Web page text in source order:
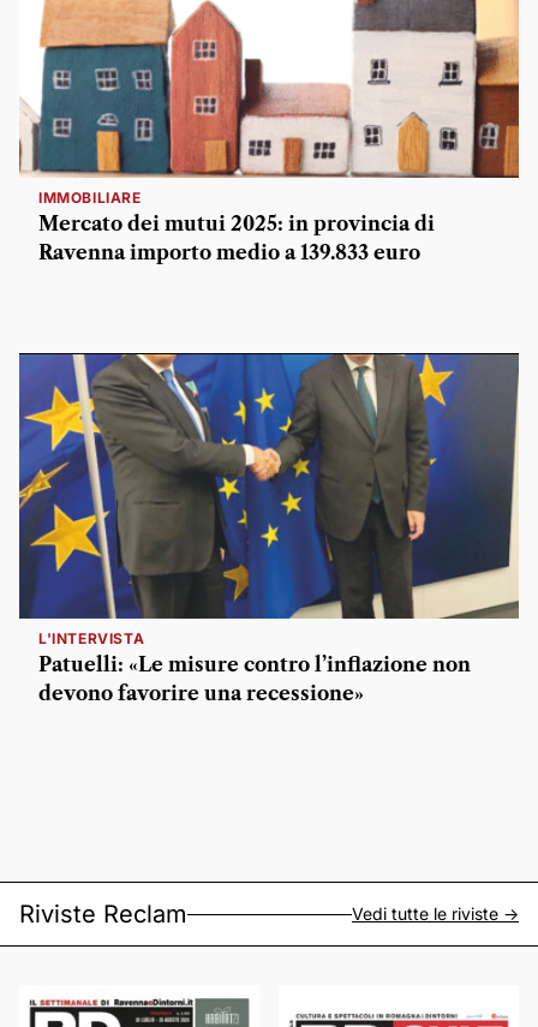
IMMOBILIARE
Mercato dei mutui 2025: in provincia di
Ravenna importo medio a 139.833 euro
L'INTERVISTA
Patuelli: «Le misure contro l’inflazione non
devono favorire una recessione»
Riviste Reclam Vedi tutte le riviste ->